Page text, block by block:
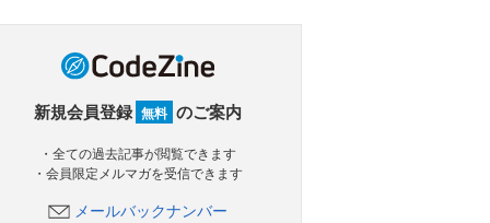
新規会員登録 無料 のご案内
・全ての過去記事が閲覧できます
・会員限定メルマガを受信できます
メールバックナンバー